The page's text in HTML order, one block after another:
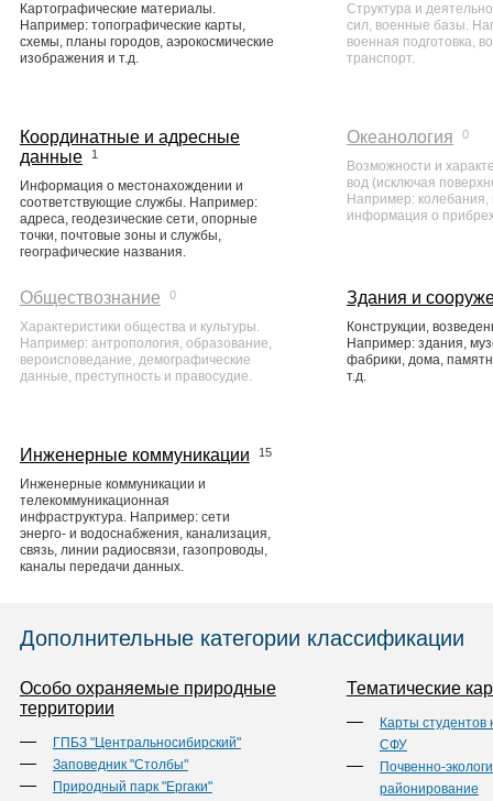
Картографические материалы.
Например: топографические карты,
схемы, планы городов, аэрокосмические
изображения и т.д.
Структура и
сил, военные базы.
военная подготовка,
транспорт.
Координатные и адресные
данные
1
Информация о местонахождении и
соответствующие службы. Например:
адреса, геодезические сети, опорные
точки, почтовые зоны и службы,
географические названия.
Океанология 0
Возможности и
вод (исключая
Например: колебания,
информация о
Обществознание 0
Характеристики общества и культуры.
Например: антропология, образование,
вероисповедание, демографические
данные, преступность и правосудие.
Здания и
Конструкции,
Например: здания,
фабрики, дома,
т.д.
Инженерные коммуникации 15
Инженерные коммуникации и
телекоммуникационная
инфраструктура. Например: сети
энерго- и водоснабжения, канализация,
связь, линии радиосвязи, газопроводы,
каналы передачи данных.
Дополнительные категории классификации
Особо охраняемые природные
территории
ГПБЗ "Центральносибирский"
Заповедник "Столбы"
Природный парк "Ергаки"
Тематические
Карты
СФУ
Почвенно-
районирование